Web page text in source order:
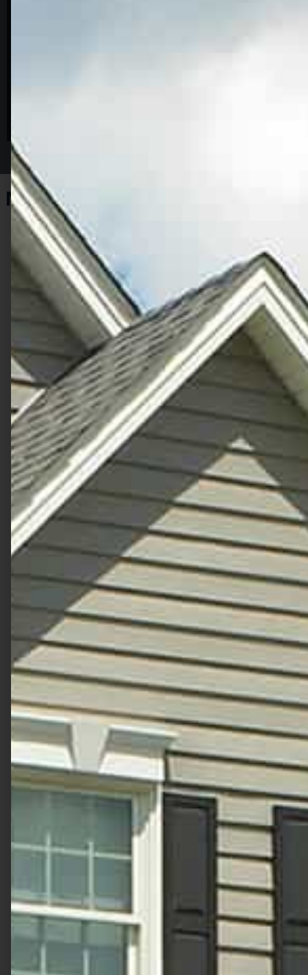
Nos Services de Couvreur et de
Toiture à Mascouche